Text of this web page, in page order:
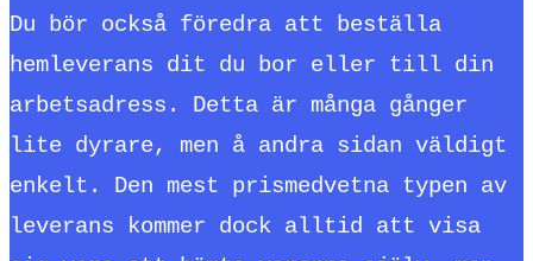
Du bör också föredra att beställa
hemleverans dit du bor eller till din
arbetsadress. Detta är många gånger
lite dyrare, men å andra sidan väldigt
enkelt. Den mest prismedvetna typen av
leverans kommer dock alltid att visa